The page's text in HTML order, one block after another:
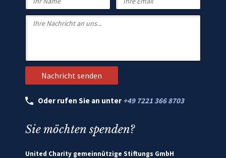
Oder rufen Sie an unter +49 7221 366 8703
Sie möchten spenden?
United Charity gemeinnützige Stiftungs GmbH